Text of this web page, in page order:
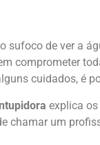
sufoco de ver a
comprometer
cuidados, é
explica
chamar um